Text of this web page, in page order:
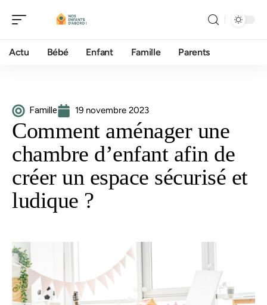
Actu Bébé Enfant Famille Parents
Famille 19 novembre 2023
Comment aménager une
chambre d’enfant afin de
créer un espace sécurisé et
ludique ?